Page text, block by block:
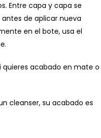
Entre capa y capa se
de aplicar nueva
en el bote, usa el
quieres acabado en mate o
cleanser, su acabado es